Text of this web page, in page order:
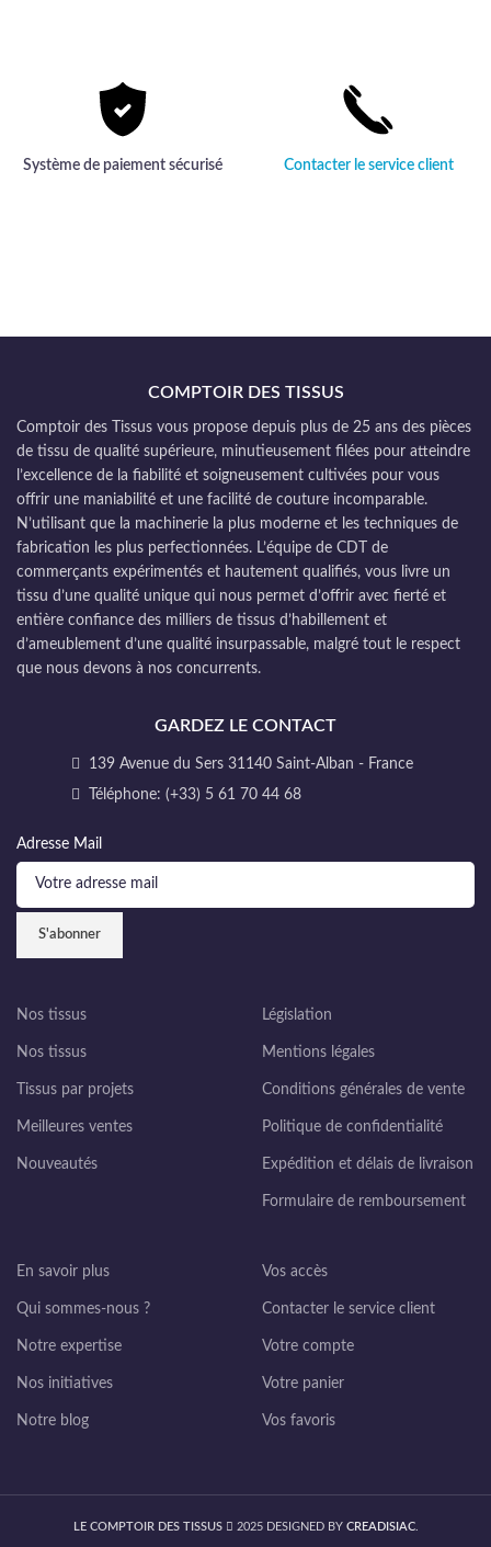
Système de paiement sécurisé Contacter le service client
COMPTOIR DES TISSUS
Comptoir des Tissus vous propose depuis plus de 25 ans des pièces
de tissu de qualité supérieure, minutieusement filées pour atteindre
l’excellence de la fiabilité et soigneusement cultivées pour vous
offrir une maniabilité et une facilité de couture incomparable.
N’utilisant que la machinerie la plus moderne et les techniques de
fabrication les plus perfectionnées. L’équipe de CDT de
commerçants expérimentés et hautement qualifiés, vous livre un
tissu d’une qualité unique qui nous permet d’offrir avec fierté et
entière confiance des milliers de tissus d’habillement et
d’ameublement d’une qualité insurpassable, malgré tout le respect
que nous devons à nos concurrents.
GARDEZ LE CONTACT
139 Avenue du Sers 31140 Saint-Alban - France
Téléphone: (+33) 5 61 70 44 68
Adresse Mail
Nos tissus
Nos tissus
Tissus par projets
Meilleures ventes
Nouveautés
Législation
Mentions légales
Conditions générales de vente
Politique de confidentialité
Expédition et délais de livraison
Formulaire de remboursement
En savoir plus
Qui sommes-nous ?
Notre expertise
Nos initiatives
Notre blog
Vos accès
Contacter le service client
Votre compte
Votre panier
Vos favoris
LE COMPTOIR DES TISSUS 2025 DESIGNED BY CREADISIAC.